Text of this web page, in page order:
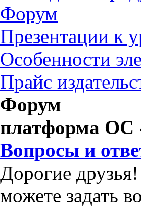
Форум
Презентации к
Особенности
Прайс
Форум
платформа ОС
Вопросы и
Дорогие
можете задать